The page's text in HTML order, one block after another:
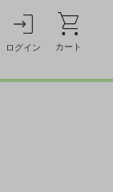
ログイン カート